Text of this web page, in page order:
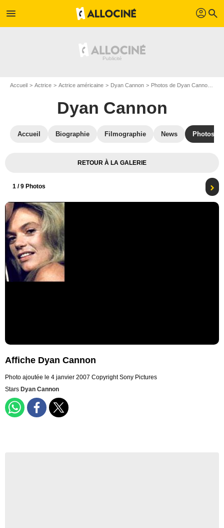
menu profil search
Accueil Actrice Actrice américaine Dyan Cannon Photos de Dyan Cannon
Dyan Cannon
Accueil Biographie Filmographie News Photos
RETOUR À LA GALERIE
1 / 9 Photos
Affiche Dyan Cannon
Photo ajoutée le 4 janvier 2007 Copyright Sony Pictures
Stars Dyan Cannon